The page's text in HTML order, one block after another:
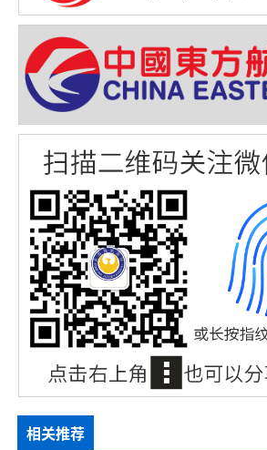
相关推荐